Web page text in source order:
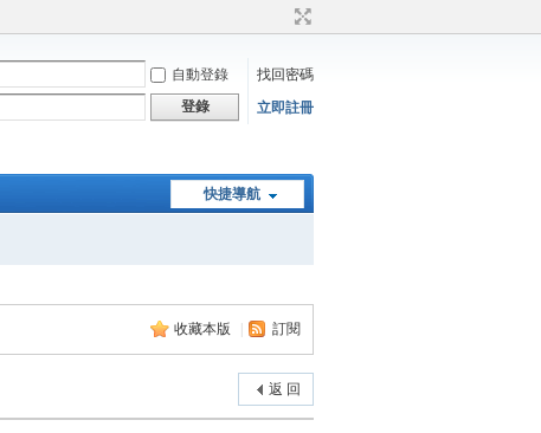
自動登錄
找回密碼
登錄 立即註冊
快捷導航
收藏本版 訂閱
返 回